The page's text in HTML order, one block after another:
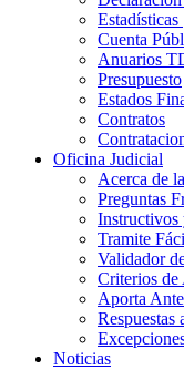
Estadísticas
Cuenta
Anuarios
Presupuesto
Estados
Contratos
Oficina Judicial
Acerca de
Preguntas
Instructivos
Tramite
Validador
Criterios de
Aporta
Respuestas
Noticias